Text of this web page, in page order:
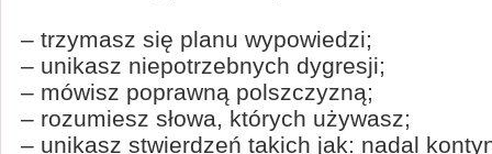
– trzymasz się planu wypowiedzi;
– unikasz niepotrzebnych dygresji;
– mówisz poprawną polszczyzną;
– rozumiesz słowa, których używasz;
– unikasz stwierdzeń takich jak: nadal